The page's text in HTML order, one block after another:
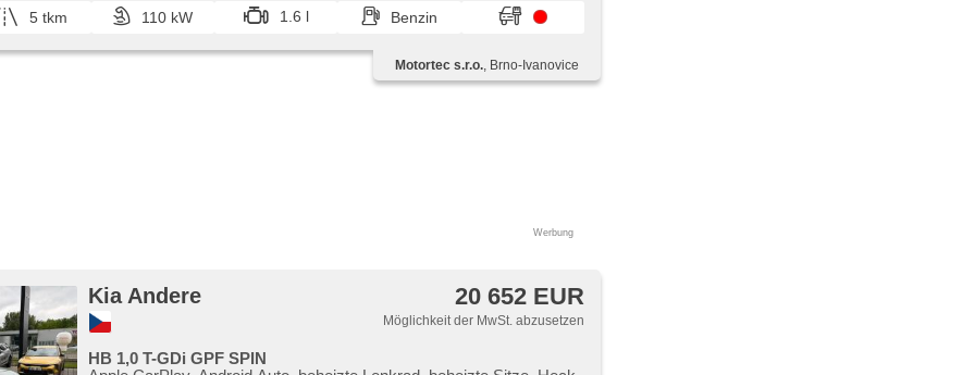
5 tkm 110 kW 1.6 l Benzin
Motortec s.r.o., Brno-Ivanovice
Werbung
Kia Andere 20 652 EUR
Möglichkeit der MwSt. abzusetzen
HB 1,0 T-GDi GPF SPIN